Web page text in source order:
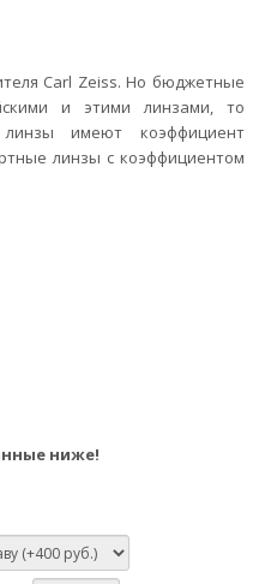
Carl Zeiss. Но бюджетные
и этими линзами, то
имеют коэффициент
линзы с коэффициентом
ниже!